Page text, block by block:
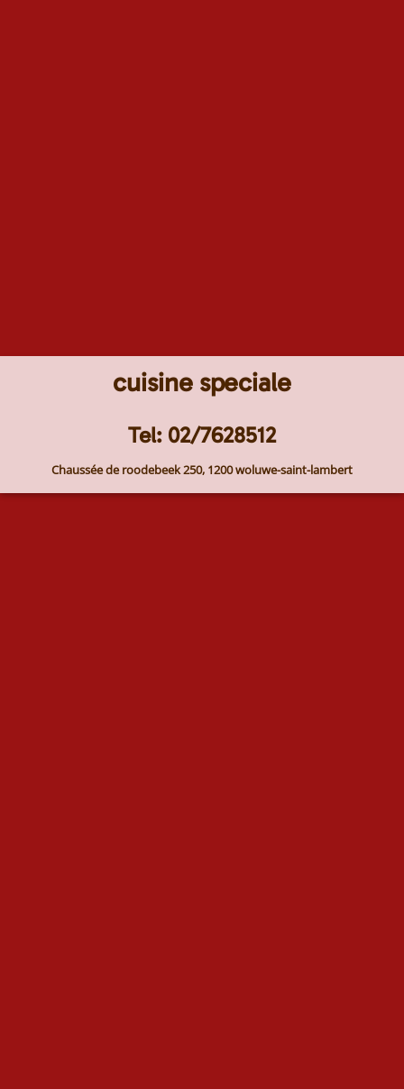
cuisine speciale
Tel: 02/7628512
Chaussée de roodebeek 250, 1200 woluwe-saint-lambert